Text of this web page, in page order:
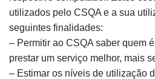
utilizados pelo CSQA e a sua
seguintes finalidades:
– Permitir ao CSQA saber quem
prestar um serviço melhor, mais
– Estimar os níveis de utilização